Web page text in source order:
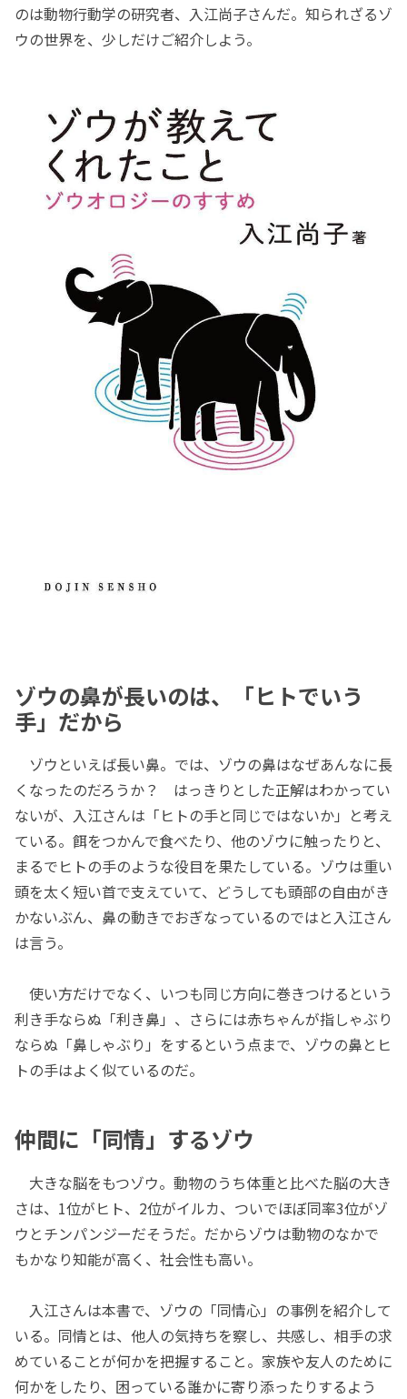
のは動物行動学の研究者、入江尚子さんだ。知られざるゾ
ウの世界を、少しだけご紹介しよう。
ゾウの鼻が長いのは、「ヒトでいう
手」だから
ゾウといえば長い鼻。では、ゾウの鼻はなぜあんなに長
くなったのだろうか？ はっきりとした正解はわかってい
ないが、入江さんは「ヒトの手と同じではないか」と考え
ている。餌をつかんで食べたり、他のゾウに触ったりと、
まるでヒトの手のような役目を果たしている。ゾウは重い
頭を太く短い首で支えていて、どうしても頭部の自由がき
かないぶん、鼻の動きでおぎなっているのではと入江さん
は言う。
使い方だけでなく、いつも同じ方向に巻きつけるという
利き手ならぬ「利き鼻」、さらには赤ちゃんが指しゃぶり
ならぬ「鼻しゃぶり」をするという点まで、ゾウの鼻とヒ
トの手はよく似ているのだ。
仲間に「同情」するゾウ
大きな脳をもつゾウ。動物のうち体重と比べた脳の大き
さは、1位がヒト、2位がイルカ、ついでほぼ同率3位がゾ
ウとチンパンジーだそうだ。だからゾウは動物のなかで
もかなり知能が高く、社会性も高い。
入江さんは本書で、ゾウの「同情心」の事例を紹介して
いる。同情とは、他人の気持ちを察し、共感し、相手の求
めていることが何かを把握すること。家族や友人のために
何かをしたり、困っている誰かに寄り添ったりするよう